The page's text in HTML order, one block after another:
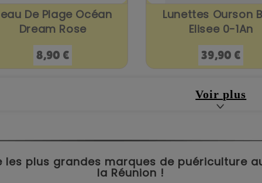
De Plage Océan
Dream Rose
Prix
8,90 €
Lunettes Ourson
Elisee 0-1An
Prix
39,90 €
Voir plus
les plus grandes marques de puériculture
la Réunion !